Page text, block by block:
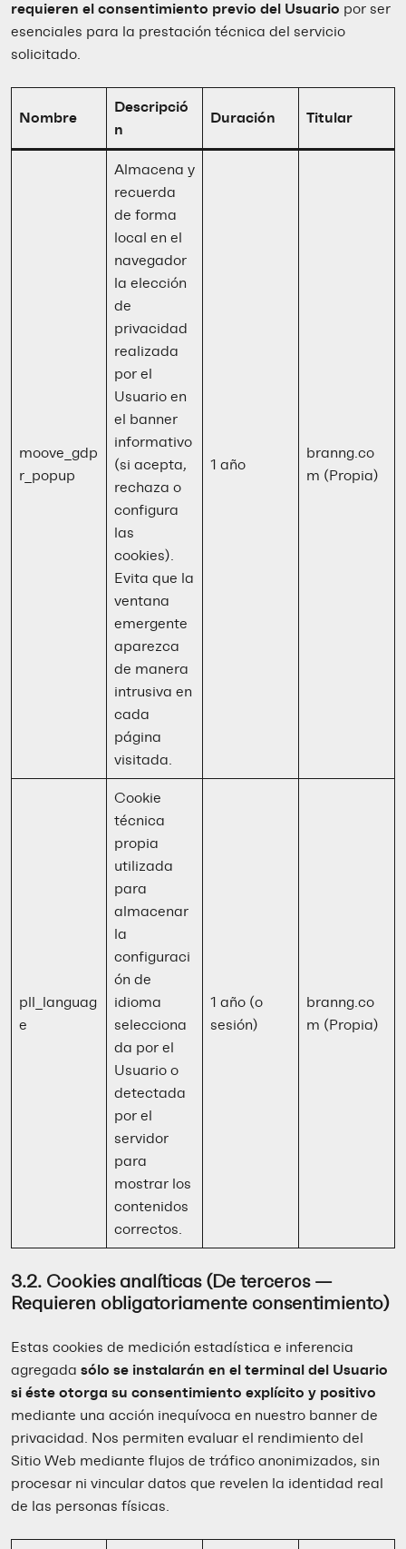
requieren el consentimiento previo del Usuario por ser
esenciales para la prestación técnica del servicio
solicitado.
Nombre
Descripció
n
Duración Titular
moove_gdp
r_popup
Almacena y
recuerda
de forma
local en el
navegador
la elección
de
privacidad
realizada
por el
Usuario en
el banner
informativo
(si acepta,
rechaza o
configura
las
cookies).
Evita que la
ventana
emergente
aparezca
de manera
intrusiva en
cada
página
visitada.
1 año
branng.co
m (Propia)
pll_languag
e
Cookie
técnica
propia
utilizada
para
almacenar
la
configuraci
ón de
idioma
selecciona
da por el
Usuario o
detectada
por el
servidor
para
mostrar los
contenidos
correctos.
1 año (o
sesión)
branng.co
m (Propia)
3.2. Cookies analíticas (De terceros —
Requieren obligatoriamente consentimiento)
Estas cookies de medición estadística e inferencia
agregada sólo se instalarán en el terminal del Usuario
si éste otorga su consentimiento explícito y positivo
mediante una acción inequívoca en nuestro banner de
privacidad. Nos permiten evaluar el rendimiento del
Sitio Web mediante flujos de tráfico anonimizados, sin
procesar ni vincular datos que revelen la identidad real
de las personas físicas.